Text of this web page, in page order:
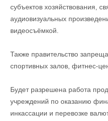
субъектов хозяйствования,
аудиовизуальных
видеосъёмкой.
Также правительство
спортивных залов, фитнес-
Будет разрешена работа
учреждений по оказанию
инкассации и перевозке